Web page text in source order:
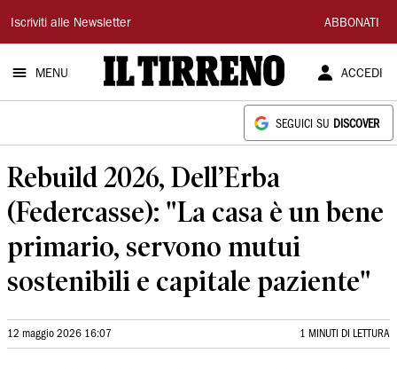
Il
Tirreno
Iscriviti alle Newsletter ABBONATI
MENU ACCEDI
SEGUICI SU DISCOVER
Rebuild 2026, Dell’Erba
(Federcasse): "La casa è un bene
primario, servono mutui
sostenibili e capitale paziente"
12 maggio 2026 16:07 1 MINUTI DI LETTURA